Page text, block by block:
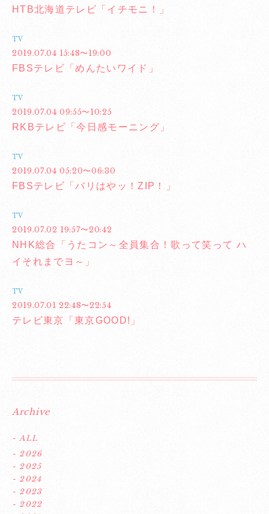
HTB北海道テレビ「イチモニ！」
TV
2019.07.04 15:48〜19:00
FBSテレビ「めんたいワイド」
TV
2019.07.04 09:55〜10:25
RKBテレビ「今日感モーニング」
TV
2019.07.04 05:20〜06:30
FBSテレビ「バリはやッ！ZIP！」
TV
2019.07.02 19:57〜20:42
NHK総合「うたコン～全員集合！歌って笑って ハ
イそれまでヨ～」
TV
2019.07.01 22:48〜22:54
テレビ東京「東京GOOD!」
Archive
- ALL
- 2026
- 2025
- 2024
- 2023
- 2022